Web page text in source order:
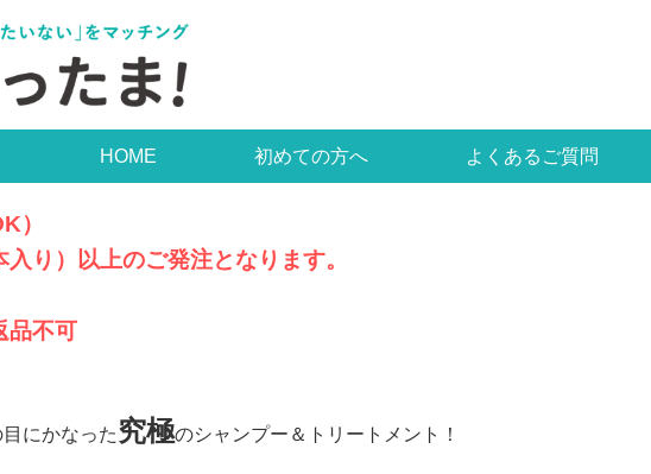
HOME 初めての方へ よくあるご質問
）
り）以上のご発注となります。
品不可
にかなった究極のシャンプー＆トリートメント！